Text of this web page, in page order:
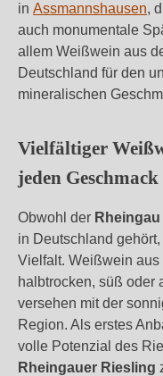
in Assmannshausen,
auch monumentale
allem Weißwein aus
Deutschland für den
mineralischen
Vielfältiger
jeden
Obwohl der Rheingau
in Deutschland
Vielfalt. Weißwein aus
halbtrocken, süß oder
versehen mit der
Region. Als erstes
volle Potenzial des
Rheingauer Riesling